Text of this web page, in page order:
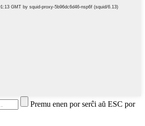
Premu enen por serĉi aŭ ESC por